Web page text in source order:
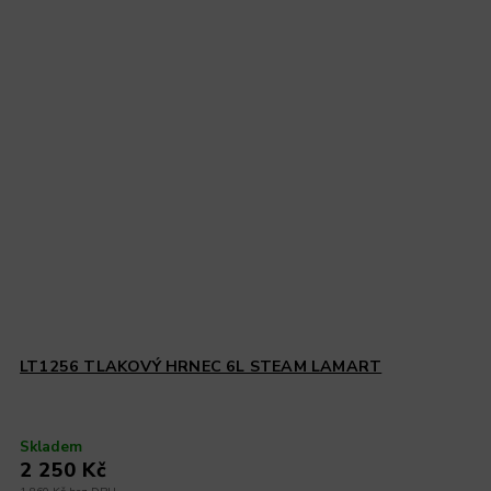
LT1256 TLAKOVÝ HRNEC 6L STEAM LAMART
Skladem
2 250 Kč